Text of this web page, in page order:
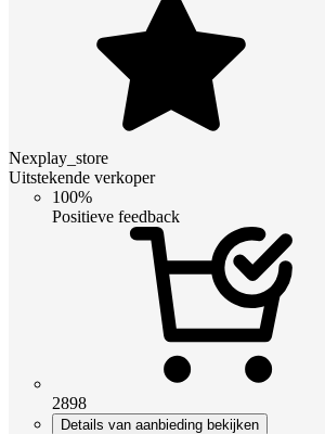
Nexplay_store
Uitstekende verkoper
100%
Positieve feedback
2898
Details van aanbieding bekijken